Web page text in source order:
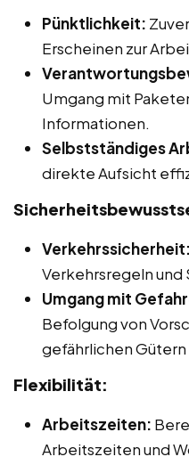
Pünktlichkeit:
Erscheinen zur
Umgang mit
Informationen.
Selbstständiges
direkte Aufsicht
Verkehrssicherheit:
Verkehrsregeln
Umgang mit
Befolgung von
gefährlichen
Flexibilität:
Arbeitszeiten:
Arbeitszeiten und